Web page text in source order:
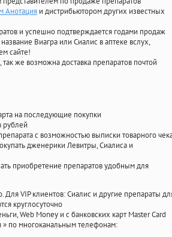
Анотация и дистрибьютором других известных
и успешно подтверждается годами продаж
Виагра или Сиалис в аптеке вслух,
сайте!
же возможна доставка препаратов почтой
на последующие покупки
рублей
с возможностью выписки товарного
дженерики Левитры, Сиалиса и
приобретение препаратов удобным для
Для VIP клиентов: Сиалис и другие препараты
круглосуточно
Web Money и с банковских карт Master Card
» по многоканальным телефонам: